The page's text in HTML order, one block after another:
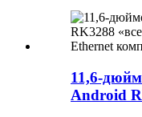
11,6-
Android